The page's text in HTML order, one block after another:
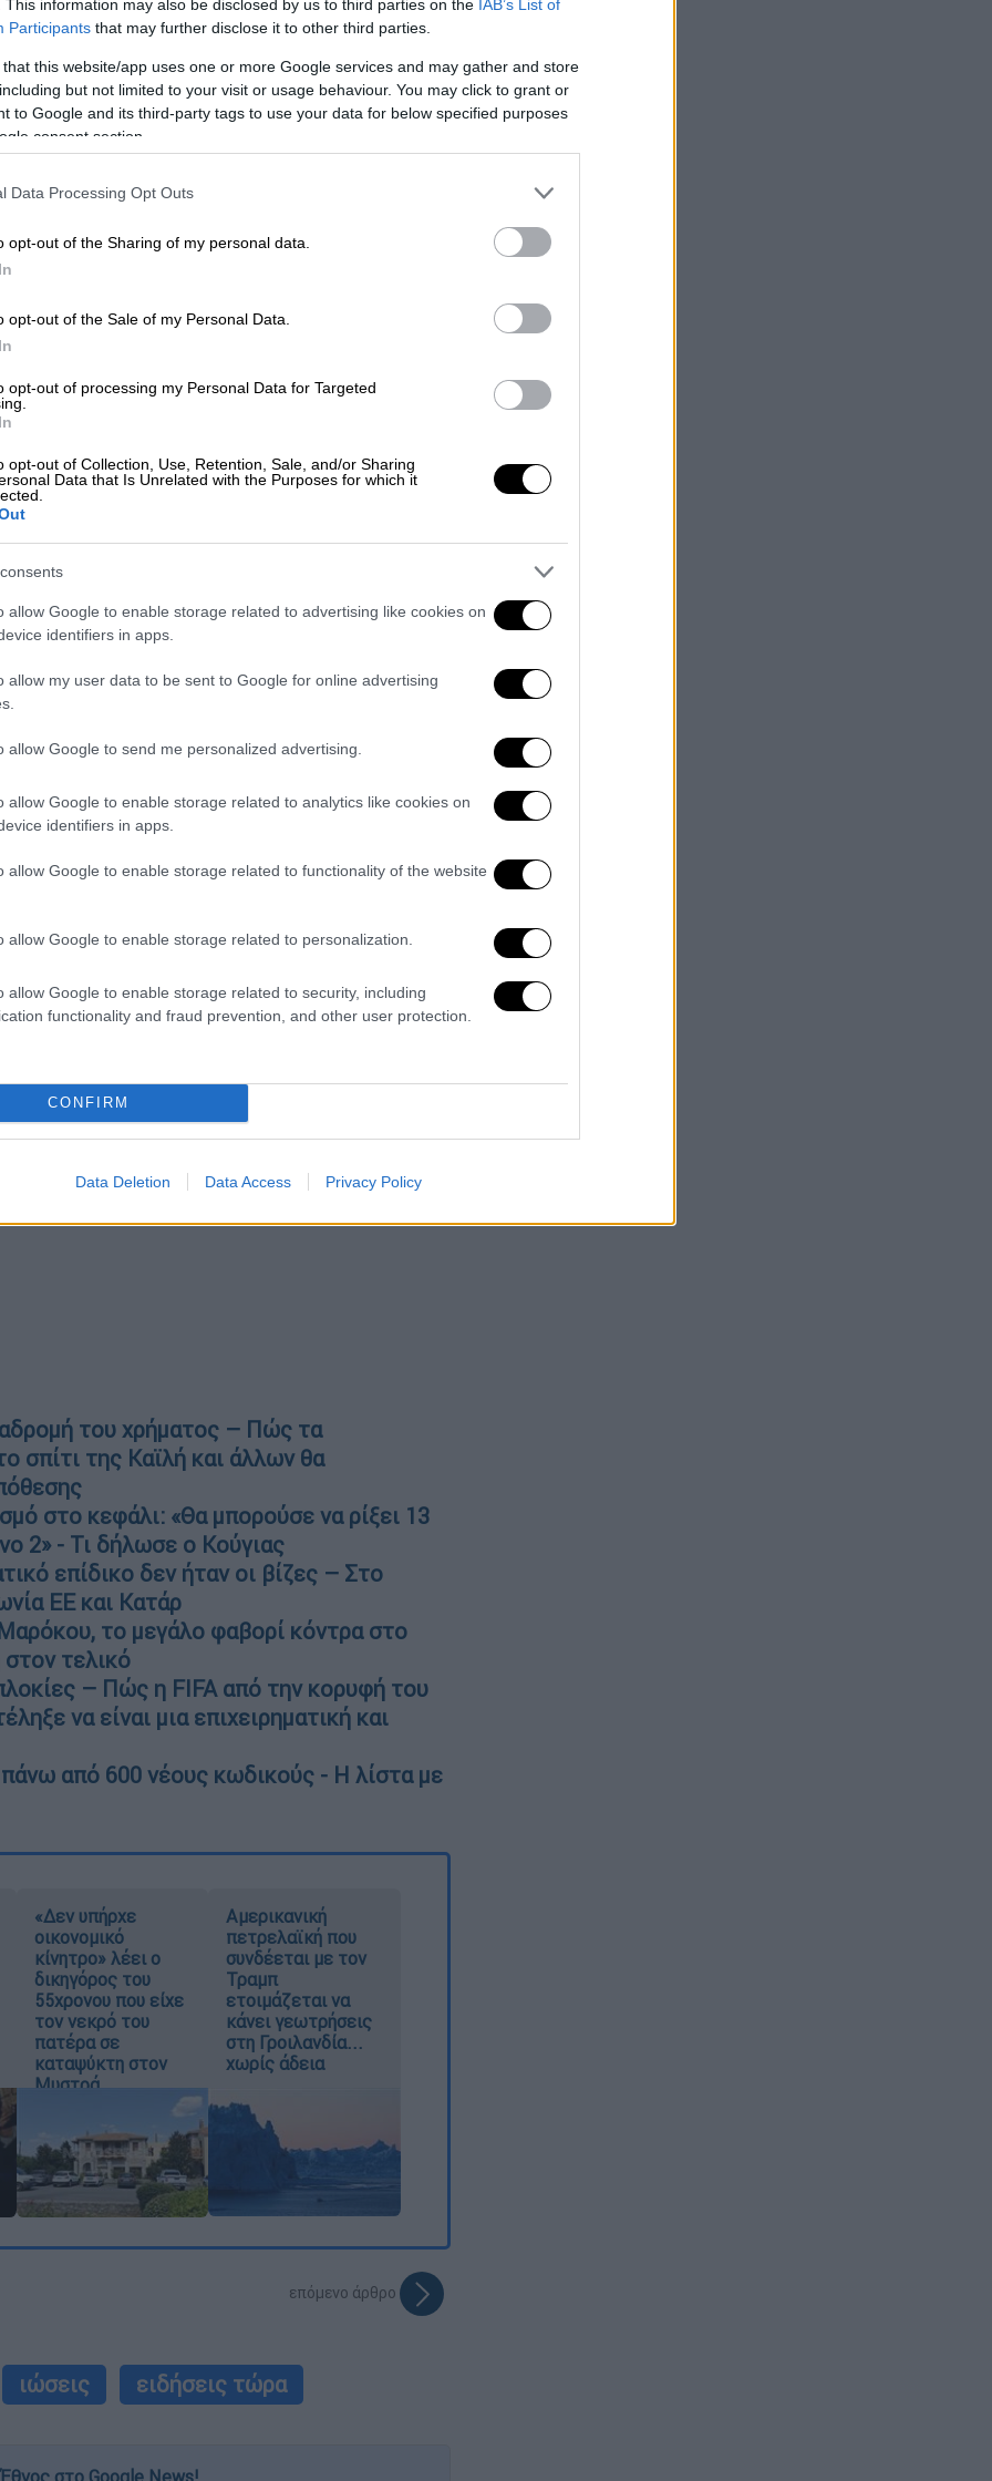
This information may also be disclosed by us to third parties on the IAB’s List of
Participants that may further disclose it to other third parties.
that this website/app uses one or more Google services and may gather and store
but not limited to your visit or usage behaviour. You may click to grant or
to Google and its third-party tags to use your data for below specified purposes
consent section.
Data Processing Opt Outs
opt-out of the Sharing of my personal data.
opt-out of the Sale of my Personal Data.
opt-out of processing my Personal Data for Targeted
opt-out of Collection, Use, Retention, Sale, and/or Sharing
Data that Is Unrelated with the Purposes for which it
allow Google to enable storage related to advertising like cookies on
identifiers in apps.
allow my user data to be sent to Google for online advertising
allow Google to send me personalized advertising.
allow Google to enable storage related to analytics like cookies on
identifiers in apps.
allow Google to enable storage related to functionality of the website
allow Google to enable storage related to personalization.
allow Google to enable storage related to security, including
functionality and fraud prevention, and other user protection.
CONFIRM
Data Deletion Data Access Privacy Policy
ότι έβαλαν το άρρωστο παιδί
και έσταζε
Ευρώπη - Αυξημένα κρούσματα
και Σουηδία
Βασιλείου
, μίλησε στην ΕΡΤ σχετικά.
16 παιδιά.
Το τελευταίο ήταν 12 χρονών,
συνέβη κάτι πολύ σημαντικό: Με
του Λονδίνου, ιδιαιτέρως επιφανής,
σε ένα από τα πιο ακριβά σχολεία.
ξαφνικά, 4 ετών, τη Δευτέρα το βράδυ,
Human Metapneumovirus. Είναι μια
ιοί, αλλά δεν τους βλέπαμε, δεν είχαμε
σε αυτή την ηλικία», είπε.
παιδιά από αυτούς τους ιούς
με την οικογένειά του στη Γερμανία,
την Παρασκευή δεν πήγε λόγω πυρετού.
διασωληνώθηκε και κατέληξε τη
είναι πανικόβλητες. Φοβούνται
χάνεις παιδιά από αυτούς τους ιούς ή να
να βλέπεις αυτούς τους ιούς τους
αποδεκατίζουν παιδιά», σημείωσε.
του χρήματος – Πώς τα
σπίτι της Καϊλή και άλλων θα
στο κεφάλι: «Θα μπορούσε να ρίξει 13
2» - Τι δήλωσε ο Κούγιας
επίδικο δεν ήταν οι βίζες – Στο
ΕΕ και Κατάρ
το μεγάλο φαβορί κόντρα στο
στον τελικό
– Πώς η FIFA από την κορυφή του
να είναι μια επιχειρηματική και
από 600 νέους κωδικούς - Η λίστα με
«Δεν υπήρχε
οικονομικό
κίνητρο» λέει ο
δικηγόρος του
55χρονου που είχε
τον νεκρό του
πατέρα σε
καταψύκτη στον
Μυστρά
Αμερικανική
πετρελαϊκή που
συνδέεται με τον
Τραμπ
ετοιμάζεται να
κάνει γεωτρήσεις
στη Γροιλανδία...
χωρίς άδεια
επόμενο άρθρο
ιώσεις ειδήσεις τώρα